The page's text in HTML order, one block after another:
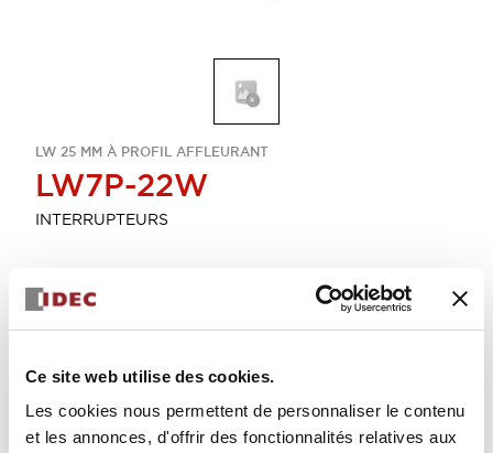
Ce site web utilise des cookies.
Les cookies nous permettent de personnaliser le contenu
et les annonces, d'offrir des fonctionnalités relatives aux
LW 25 MM À PROFIL AFFLEURANT
LW7P-22W
INTERRUPTEURS
Sélectionner la quantité